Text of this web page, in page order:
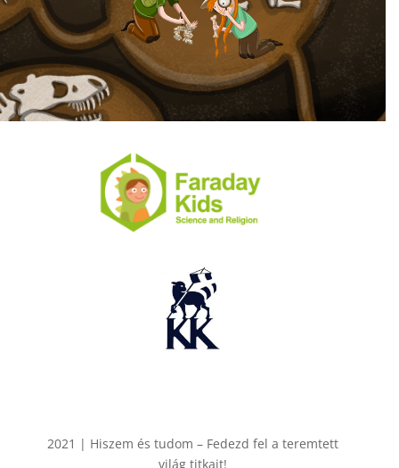
2021 | Hiszem és tudom – Fedezd fel a teremtett
világ titkait!